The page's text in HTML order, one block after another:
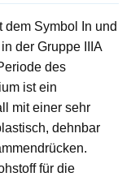
dem Symbol In und
der Gruppe IIIA
des
ist ein
mit einer sehr
dehnbar
für die